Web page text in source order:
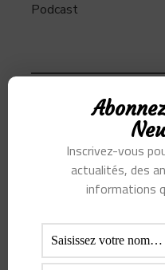
Podcast
Alibaba Alihealth
Assurance
Douyin
Ecosystème
Epargne
Facebook
Inscrivez-vous
actualités, des
informations